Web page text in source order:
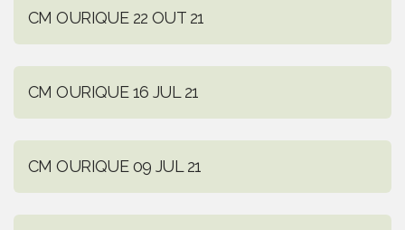
CM OURIQUE 22 OUT 21
CM OURIQUE 16 JUL 21
CM OURIQUE 09 JUL 21